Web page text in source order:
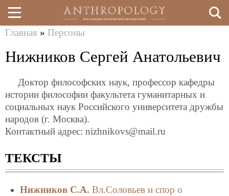
Перейти
к
содержанию
здесь
Главная » Персоны
Нижников Сергей Анатольевич
Доктор философских наук, профессор кафедры
истории философии факультета гуманитарных и
социальных наук Российского университета дружбы
народов (г. Москва).
Контактный адрес: nizhnikovs@mail.ru
ТЕКСТЫ
Нижников С.А. Вл.Соловьев и спор о